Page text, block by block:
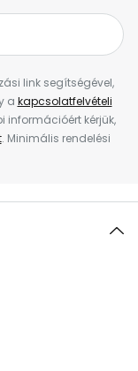
link segítségével,
a kapcsolatfelvételi
információért kérjük,
. Minimális rendelési